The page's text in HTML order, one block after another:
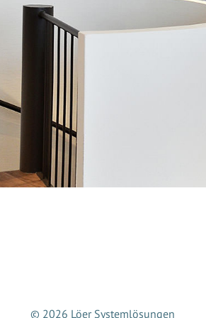
© 2026 Löer Systemlösungen